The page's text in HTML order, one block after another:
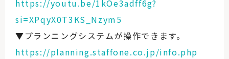
https://youtu.be/1kOe3adff6g?
si=XPqyX0T3KS_Nzym5
▼プランニングシステムが操作できます。
https://planning.staffone.co.jp/info.php